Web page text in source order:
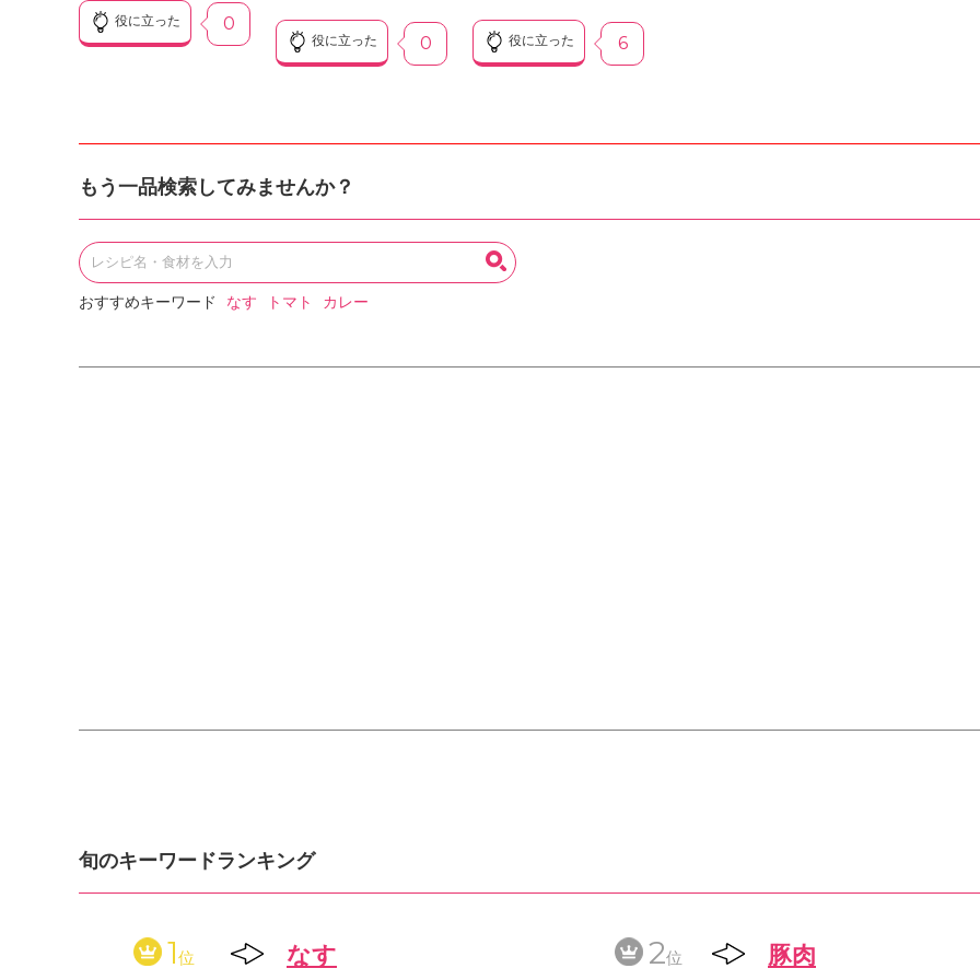
役に立った 0
役に立った 0 役に立った 6
もう一品検索してみませんか？
おすすめキーワード なす トマト カレー
旬のキーワードランキング
1位 なす 2位 豚肉